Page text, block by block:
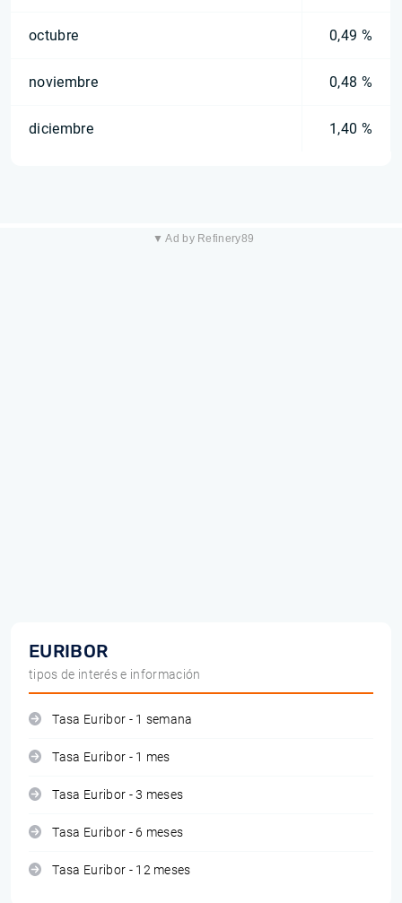
octubre 0,49 %
noviembre 0,48 %
diciembre 1,40 %
▼ Ad by Refinery89
EURIBOR
tipos de interés e información
Tasa Euribor - 1 semana
Tasa Euribor - 1 mes
Tasa Euribor - 3 meses
Tasa Euribor - 6 meses
Tasa Euribor - 12 meses